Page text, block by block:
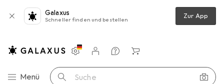
Galaxus
Schneller finden und bestellen Zur App
Navigation nach Kategorien
Menü Suche
Einstellungen
Kundenkonto
Vergleichslisten
Merklisten
Warenkorb